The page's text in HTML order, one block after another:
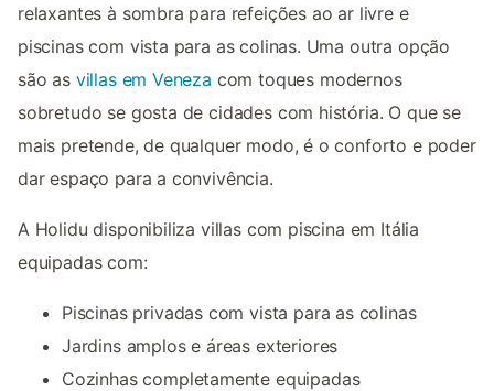
relaxantes à sombra para refeições ao ar livre e
piscinas com vista para as colinas. Uma outra opção
são as villas em Veneza com toques modernos
sobretudo se gosta de cidades com história. O que se
mais pretende, de qualquer modo, é o conforto e poder
dar espaço para a convivência.
A Holidu disponibiliza villas com piscina em Itália
equipadas com:
Piscinas privadas com vista para as colinas
Jardins amplos e áreas exteriores
Cozinhas completamente equipadas